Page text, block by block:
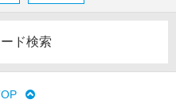
ド検索